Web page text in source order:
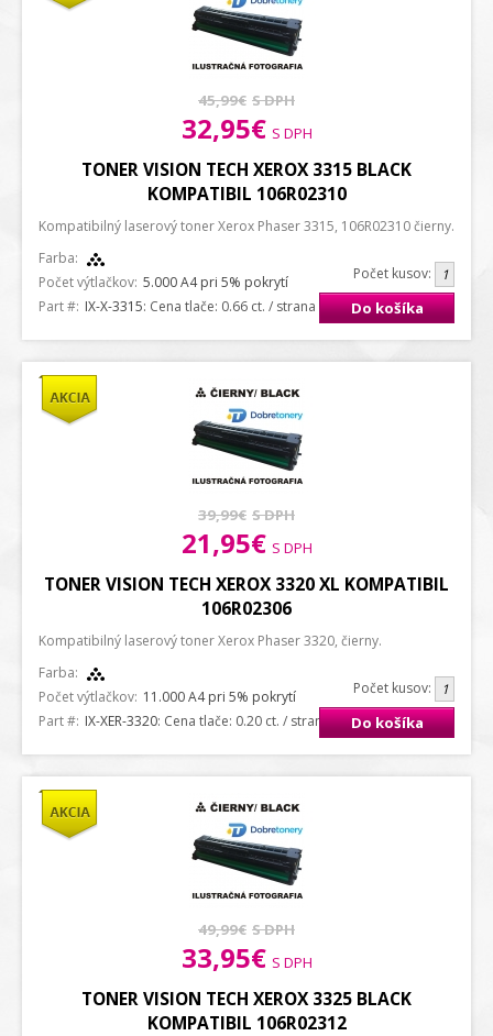
45,99€ S DPH
32,95€ S DPH
Počet kusov:
Do košíka
TONER VISION TECH XEROX 3315 BLACK
KOMPATIBIL 106R02310
Kompatibilný laserový toner Xerox Phaser 3315, 106R02310 čierny.
Farba:
Počet výtlačkov: 5.000 A4 pri 5% pokrytí
Part #: IX-X-3315: Cena tlače: 0.66 ct. / strana A4
39,99€ S DPH
21,95€ S DPH
Počet kusov:
Do košíka
TONER VISION TECH XEROX 3320 XL KOMPATIBIL
106R02306
Kompatibilný laserový toner Xerox Phaser 3320, čierny.
Farba:
Počet výtlačkov: 11.000 A4 pri 5% pokrytí
Part #: IX-XER-3320: Cena tlače: 0.20 ct. / strana A4
49,99€ S DPH
33,95€ S DPH
TONER VISION TECH XEROX 3325 BLACK
KOMPATIBIL 106R02312